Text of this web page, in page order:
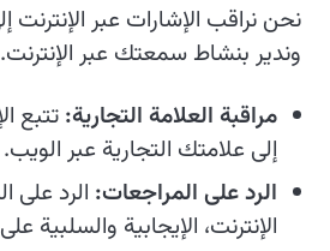
نحن نراقب الإشارات عبر الإنترنت
وندير بنشاط سمعتك عبر
مراقبة العلامة التجارية: تتبع
إلى علامتك التجارية عبر الويب.
الرد على المراجعات: الرد على
الإنترنت، الإيجابية والسلبية